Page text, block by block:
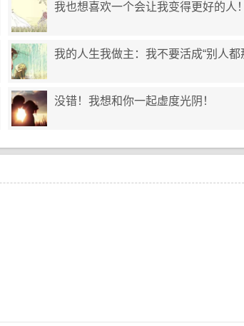
我也想喜欢一个会让我变得更好的人！
我的人生我做主：我不要活成“别人都
没错！我想和你一起虚度光阴！